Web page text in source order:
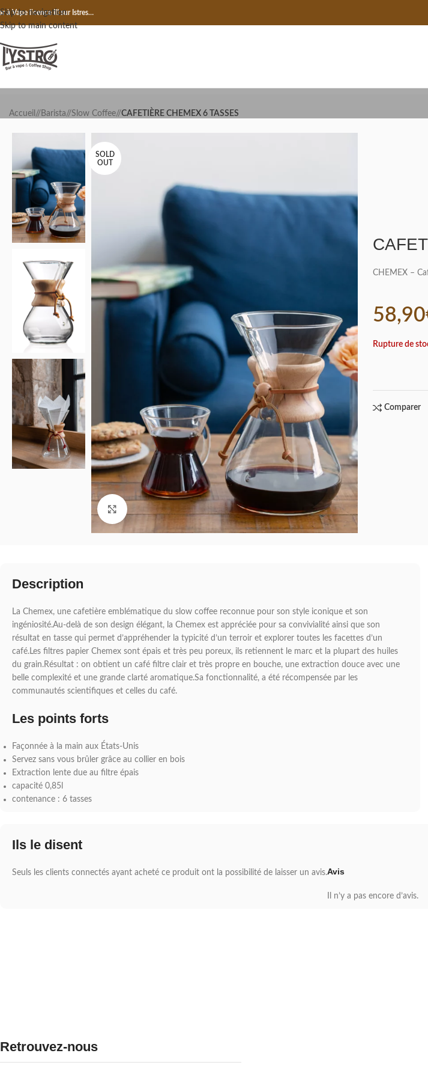
Skip to navigation
Skip to main content
à Vape licence III sur Istres…
Accueil / Barista/ Slow Coffee/ CAFETIÈRE CHEMEX 6 TASSES
SOLD
OUT
CHEMEX –
58,90
Rupture de
Comparer
Description
La Chemex, une cafetière emblématique du slow coffee reconnue pour son style iconique et son
ingéniosité.Au-delà de son design élégant, la Chemex est appréciée pour sa convivialité ainsi que son
résultat en tasse qui permet d’appréhender la typicité d’un terroir et explorer toutes les facettes d’un
café.Les filtres papier Chemex sont épais et très peu poreux, ils retiennent le marc et la plupart des huiles
du grain.Résultat : on obtient un café filtre clair et très propre en bouche, une extraction douce avec une
belle complexité et une grande clarté aromatique.Sa fonctionnalité, a été récompensée par les
communautés scientifiques et celles du café.
Les points forts
Façonnée à la main aux États-Unis
Servez sans vous brûler grâce au collier en bois
Extraction lente due au filtre épais
capacité 0,85l
contenance : 6 tasses
Ils le disent
Avis
Il n’y a pas encore d’avis.
Seuls les clients connectés ayant acheté ce produit ont la possibilité de laisser un avis.
Retrouvez-nous